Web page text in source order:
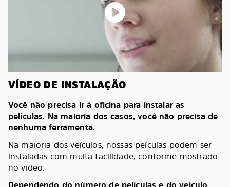
VÍDEO DE INSTALAÇÃO
Você não precisa ir à oficina para instalar as
películas. Na maioria dos casos, você não precisa de
nenhuma ferramenta.
Na maioria dos veículos, nossas peículas podem ser
instaladas com muita facilidade, conforme mostrado
no vídeo.